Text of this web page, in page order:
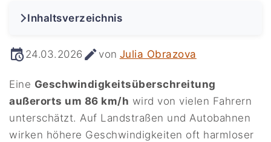
24.03.2026 von Julia Obrazova
Eine Geschwindigkeitsüberschreitung
außerorts um 86 km/h wird von vielen Fahrern
unterschätzt. Auf Landstraßen und Autobahnen
wirken höhere Geschwindigkeiten oft harmloser
Inhaltsverzeichnis